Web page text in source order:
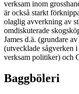
verksam inom
är också starkt
olaglig avverkning av
omdiskuterade
James d.ä. (grundare
(utvecklade sågverken
verksam politiker) och
Baggböleri